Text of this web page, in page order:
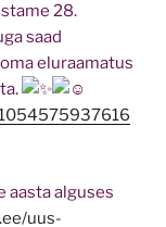
28.
saad
eluraamatus
aasta alguses
uus-